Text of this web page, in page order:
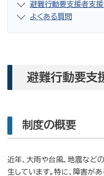
避難行動要支援者支
よくある質問
避難行動要支
制度の概要
近年、大雨や台風、地震など
生しています。特に、障害が